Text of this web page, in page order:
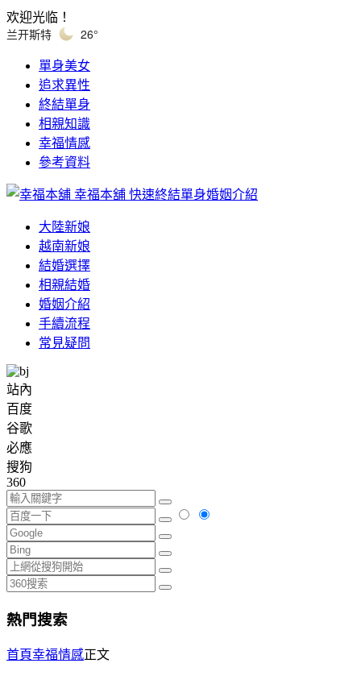
欢迎光临！
兰开斯特 26°
單身美女
追求異性
終結單身
相親知識
幸福情感
參考資料
幸福本舖 快速終結單身婚姻介紹
大陸新娘
越南新娘
結婚選擇
相親結婚
婚姻介紹
手續流程
常見疑問
站內
百度
谷歌
必應
搜狗
360
熱門搜索
首頁幸福情感正文